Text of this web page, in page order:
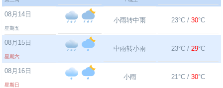
08月14日
星期五
小雨转中雨 23°C / 30°C
08月15日
星期六
中雨转小雨 23°C / 29°C
08月16日
星期日
小雨 21°C / 30°C